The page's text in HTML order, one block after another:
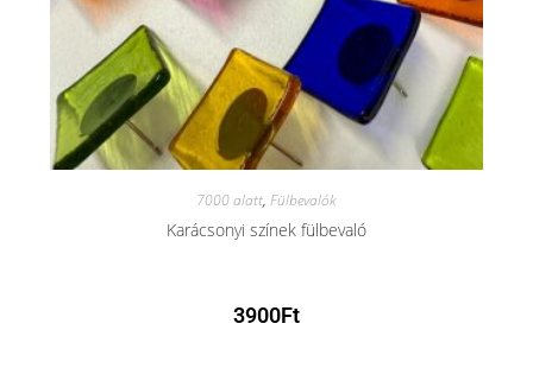
7000 alatt, Fülbevalók
Karácsonyi színek fülbevaló
3900Ft